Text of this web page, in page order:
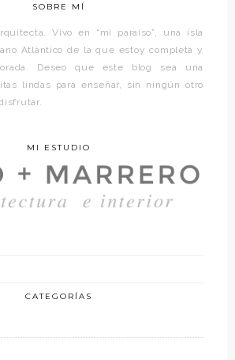
SOBRE MÍ
Vivo en “mi paraíso”, una isla
Atlántico de la que estoy completa y
Deseo que este blog sea una
lindas para enseñar, sin ningún otro
MI ESTUDIO
CATEGORÍAS